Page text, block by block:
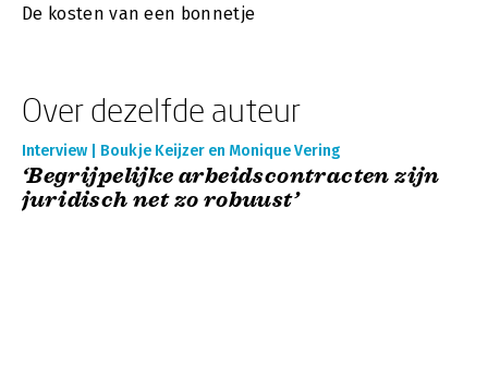
De kosten van een bonnetje
Over dezelfde auteur
Interview | Boukje Keijzer en Monique Vering
‘Begrijpelijke arbeidscontracten zijn
juridisch net zo robuust’